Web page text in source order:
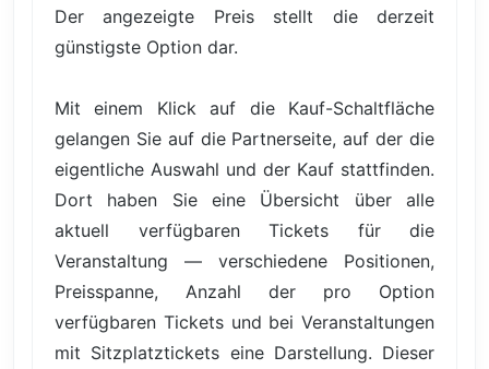
Der angezeigte Preis stellt die derzeit
günstigste Option dar.
Mit einem Klick auf die Kauf-Schaltfläche
gelangen Sie auf die Partnerseite, auf der die
eigentliche Auswahl und der Kauf stattfinden.
Dort haben Sie eine Übersicht über alle
aktuell verfügbaren Tickets für die
Veranstaltung — verschiedene Positionen,
Preisspanne, Anzahl der pro Option
verfügbaren Tickets und bei Veranstaltungen
mit Sitzplatztickets eine Darstellung. Dieser